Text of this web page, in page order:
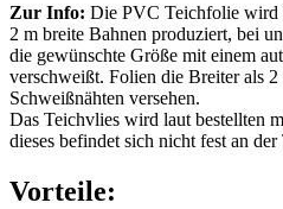
Zur Info: Die PVC Teichfolie wird
2 m breite Bahnen produziert, bei
die gewünschte Größe mit einem
verschweißt. Folien die Breiter als
Schweißnähten versehen.
Das Teichvlies wird laut bestellten
dieses befindet sich nicht fest an
Vorteile: